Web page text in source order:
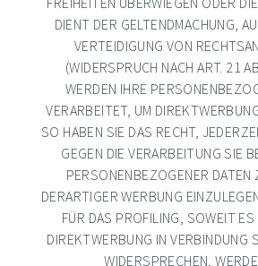
DIENT DER GELTENDMACHUNG,
VERTEIDIGUNG VON
(WIDERSPRUCH NACH ART. 21
WERDEN IHRE
VERARBEITET, UM
SO HABEN SIE DAS RECHT,
GEGEN DIE VERARBEITUNG SIE
PERSONENBEZOGENER DATEN
DERARTIGER WERBUNG
FÜR DAS PROFILING, SOWEIT
DIREKTWERBUNG IN VERBINDUNG
WIDERSPRECHEN,